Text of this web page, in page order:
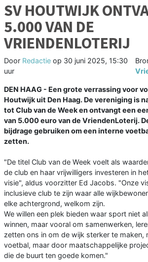
SV HOUTWIJK
5.000 VAN DE
VRIENDENLOTERIJ
Door Redactie op 30 juni 2025, 15:30
uur
DEN HAAG - Een grote verrassing voor
Houtwijk uit Den Haag. De vereniging is
tot Club van de Week en ontvangt een
van 5.000 euro van de VriendenLoterij.
bijdrage gebruiken om een interne
zetten.
"De titel Club van de Week voelt als
de club en haar vrijwilligers investeren in
visie", aldus voorzitter Ed Jacobs. "Onze
inclusieve club te zijn waar alle
elke achtergrond, welkom zijn.
We willen een plek bieden waar sport niet
winnen, maar vooral om samenwerken,
zetten ons in om de wijk sterker te maken,
voetbal, maar door maatschappelijke
die de buurt ten goede komen."